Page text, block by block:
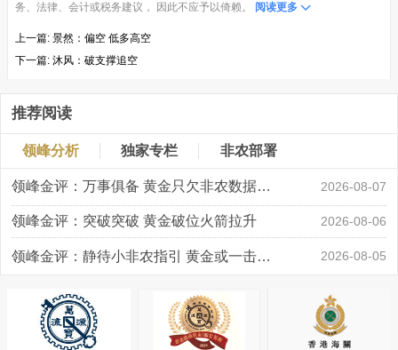
务、法律、会计或税务建议， 因此不应予以倚赖。
阅读更多
上一篇: 景然：偏空 低多高空
下一篇: 沐风：破支撑追空
推荐阅读
领峰分析 独家专栏 非农部署
领峰金评：万事俱备 黄金只欠非农数据“东风” 2026-08-07
领峰金评：突破突破 黄金破位火箭拉升 2026-08-06
领峰金评：静待小非农指引 黄金或一击破局 2026-08-05